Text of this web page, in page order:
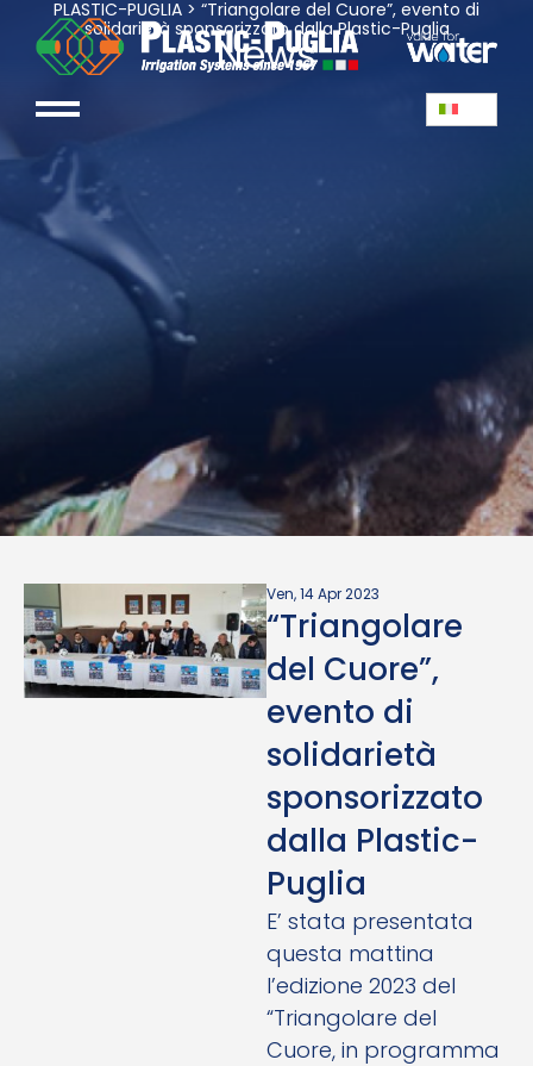
PLASTIC-PUGLIA > “Triangolare del Cuore”, evento di
solidarietà sponsorizzato dalla Plastic-Puglia
News
Ven, 14 Apr 2023
“Triangolare
del Cuore”,
evento di
solidarietà
sponsorizzato
dalla Plastic-
Puglia
E’ stata presentata
questa mattina
l’edizione 2023 del
“Triangolare del
Cuore, in programma